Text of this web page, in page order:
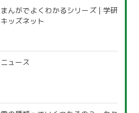
まんがでよくわかるシリーズ | 学研
キッズネット
ニュース